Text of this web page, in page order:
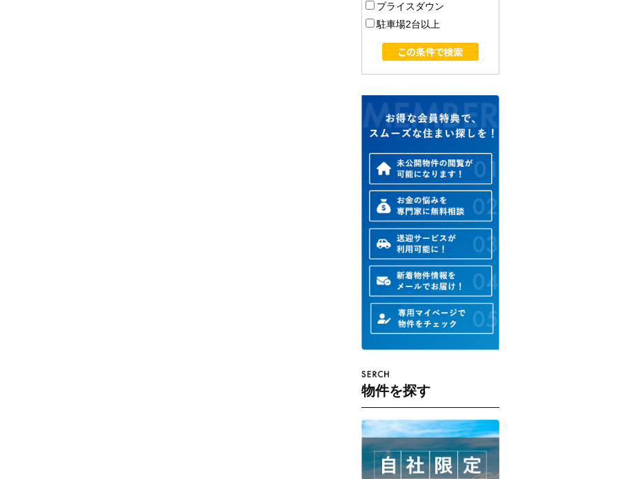
プライスダウン
駐車場2台以上
物件を探す